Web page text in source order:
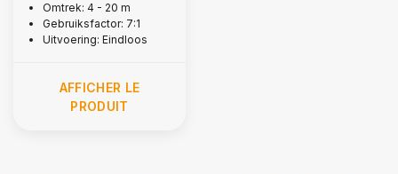
Omtrek: 4 - 20 m
Gebruiksfactor: 7:1
Uitvoering: Eindloos
AFFICHER LE
PRODUIT